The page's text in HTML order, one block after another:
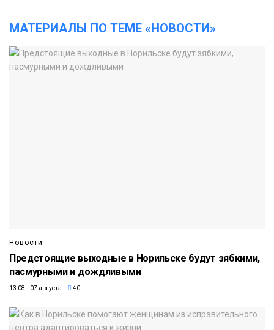
МАТЕРИАЛЫ ПО ТЕМЕ «НОВОСТИ»
Новости
Предстоящие выходные в Норильске будут зябкими,
пасмурными и дождливыми
13:08 07 августа 40